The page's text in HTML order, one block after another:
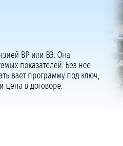
ВР или ВЭ. Она
показателей. Без неё
программу под ключ,
цена в договоре.
в тендер
нам